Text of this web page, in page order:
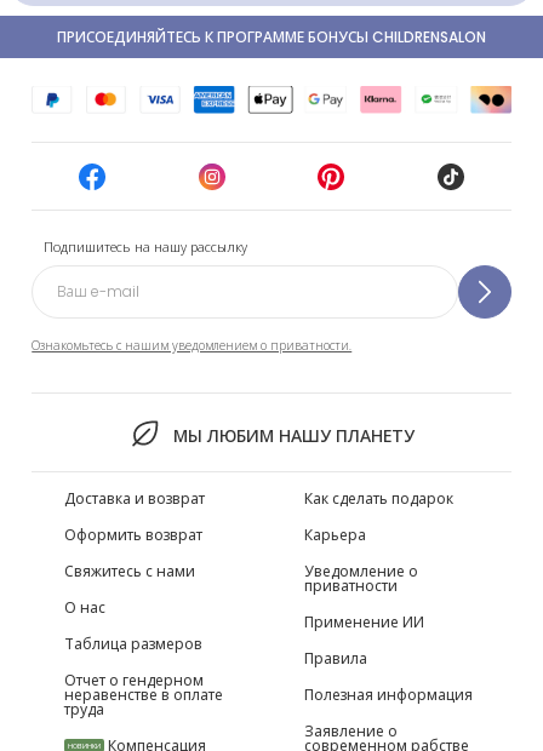
Подпишитесь на нашу рассылку
Ознакомьтесь с нашим уведомлением о приватности.
МЫ ЛЮБИМ НАШУ ПЛАНЕТУ
ПРИСОЕДИНЯЙТЕСЬ К ПРОГРАММЕ БОНУСЫ CHILDRENSALON
Доставка и возврат
Оформить возврат
Свяжитесь с нами
О нас
Таблица размеров
Отчет о гендерном
неравенстве в оплате
труда
НОВИНКИ Компенсация
Как сделать подарок
Карьера
Уведомление о
приватности
Применение ИИ
Правила
Полезная информация
Заявление о
современном рабстве